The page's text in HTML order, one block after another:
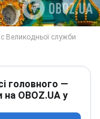
головного —
на OBOZ.UA у